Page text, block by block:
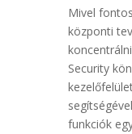
Mivel
központi
Security
funkciók